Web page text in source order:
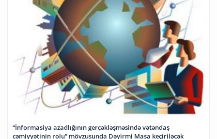
“İnformasiya azadlığının gerçəkləşməsində vətəndaş
cəmiyyətinin rolu” mövzusunda Dəyirmi Masa keçiriləcək